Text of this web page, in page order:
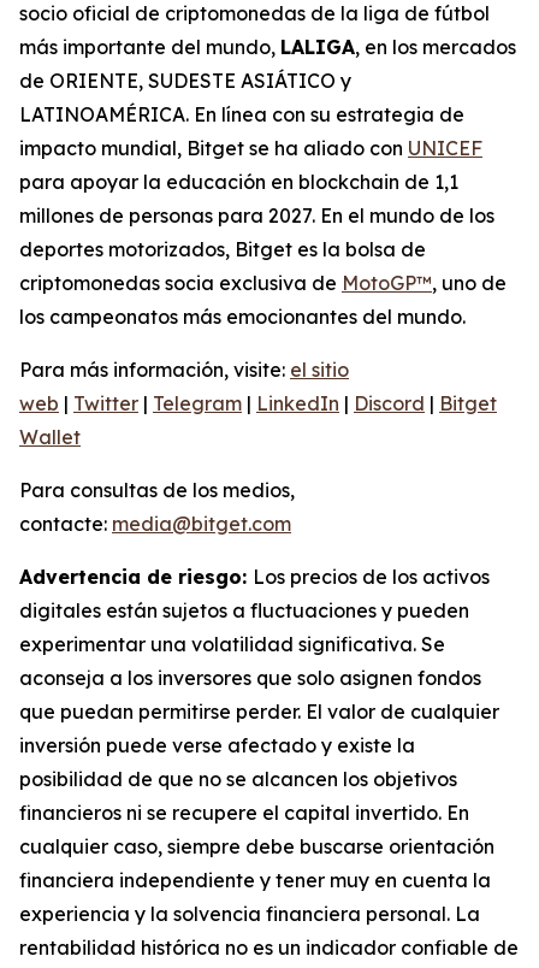
socio oficial de criptomonedas de la liga de fútbol
más importante del mundo, LALIGA, en los mercados
de ORIENTE, SUDESTE ASIÁTICO y
LATINOAMÉRICA. En línea con su estrategia de
impacto mundial, Bitget se ha aliado con UNICEF
para apoyar la educación en blockchain de 1,1
millones de personas para 2027. En el mundo de los
deportes motorizados, Bitget es la bolsa de
criptomonedas socia exclusiva de MotoGP™, uno de
los campeonatos más emocionantes del mundo.
Para más información, visite: el sitio
web | Twitter | Telegram | LinkedIn | Discord | Bitget
Wallet
Para consultas de los medios,
contacte: media@bitget.com
Advertencia de riesgo: Los precios de los activos
digitales están sujetos a fluctuaciones y pueden
experimentar una volatilidad significativa. Se
aconseja a los inversores que solo asignen fondos
que puedan permitirse perder. El valor de cualquier
inversión puede verse afectado y existe la
posibilidad de que no se alcancen los objetivos
financieros ni se recupere el capital invertido. En
cualquier caso, siempre debe buscarse orientación
financiera independiente y tener muy en cuenta la
experiencia y la solvencia financiera personal. La
rentabilidad histórica no es un indicador confiable de